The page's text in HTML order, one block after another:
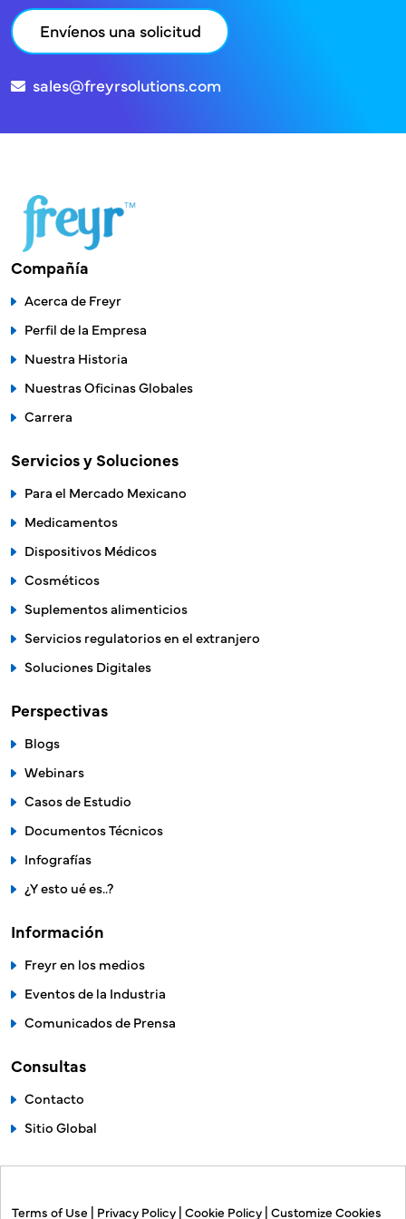
Envíenos una solicitud
sales@freyrsolutions.com
Compañía
Acerca de Freyr
Perfil de la Empresa
Nuestra Historia
Nuestras Oficinas Globales
Carrera
Servicios y Soluciones
Para el Mercado Mexicano
Medicamentos
Dispositivos Médicos
Cosméticos
Suplementos alimenticios
Servicios regulatorios en el extranjero
Soluciones Digitales
Perspectivas
Blogs
Webinars
Casos de Estudio
Documentos Técnicos
Infografías
¿Y esto ué es..?
Información
Freyr en los medios
Eventos de la Industria
Comunicados de Prensa
Consultas
Contacto
Sitio Global
Terms of Use | Privacy Policy | Cookie Policy | Customize Cookies